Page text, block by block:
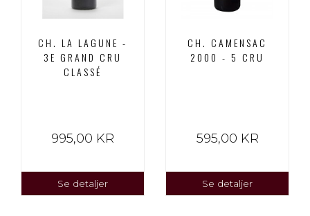
CH. LA LAGUNE -
3E GRAND CRU
CLASSÉ
995,00 KR
Se detaljer
CH. CAMENSAC
2000 - 5 CRU
595,00 KR
Se detaljer